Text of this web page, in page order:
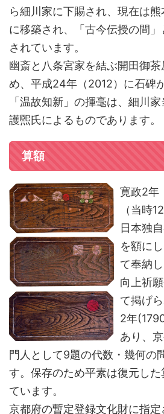
ら細川家に下賜され、現在は
に移築され、「古今伝授の間
されています。
幽斎と八条宮家を結ぶ開田御
め、平成24年（2012）に石碑
「温故知新」の揮毫は、細川
護煕氏によるものであります。
算額
寛政2年
（当時
日本独
を額に
て奉納
向上祈
て掲げ
2年
あり、
門人として9題の代数・幾何の
す。保存のため平素は復元し
ています。
京都府の暫定登録文化財に指定